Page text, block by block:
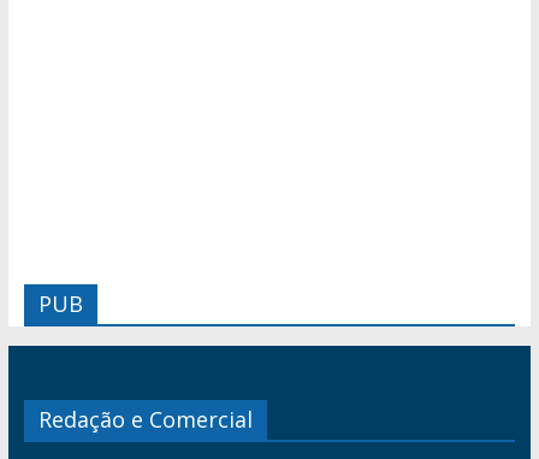
PUB
Redação e Comercial